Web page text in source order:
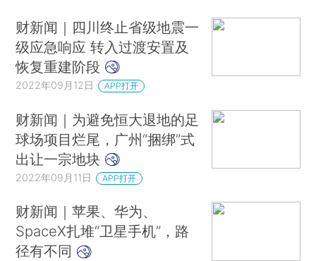
财新闻｜四川终止省级地震一
级应急响应 转入过渡安置及
恢复重建阶段
2022年09月12日 APP打开
财新闻｜为避免恒大退地的足
球场项目烂尾，广州“捆绑”式
出让一宗地块
2022年09月11日 APP打开
财新闻｜苹果、华为、
SpaceX扎堆“卫星手机”，路
径有不同